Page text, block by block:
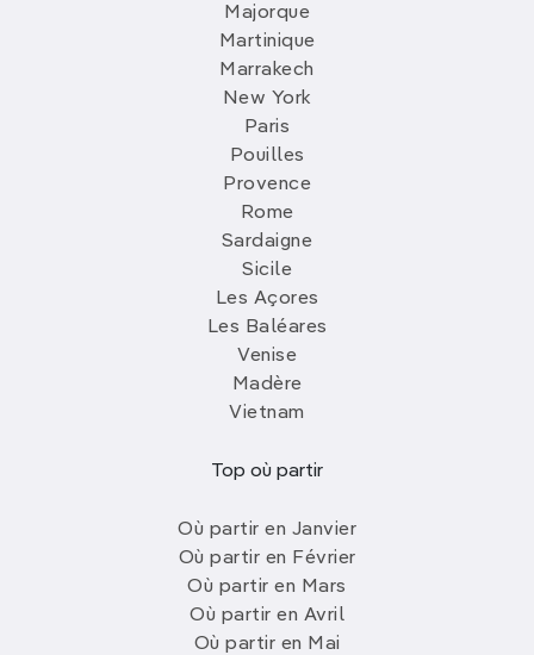
Majorque
Martinique
Marrakech
New York
Paris
Pouilles
Provence
Rome
Sardaigne
Sicile
Les Açores
Les Baléares
Venise
Madère
Vietnam
Top où partir
Où partir en Janvier
Où partir en Février
Où partir en Mars
Où partir en Avril
Où partir en Mai